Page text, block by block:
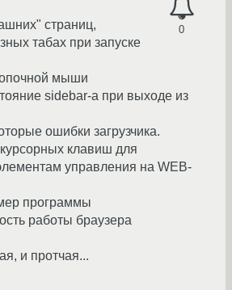
0
страниц,
табах при запуске
мыши
sidebar-а при выходе из
ошибки загрузчика.
клавиш для
управления на WEB-
программы
работы браузера
и протчая...